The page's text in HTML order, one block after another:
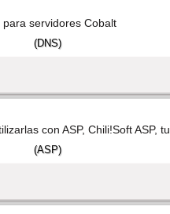
servidores Cobalt
con ASP, Chili!Soft ASP,